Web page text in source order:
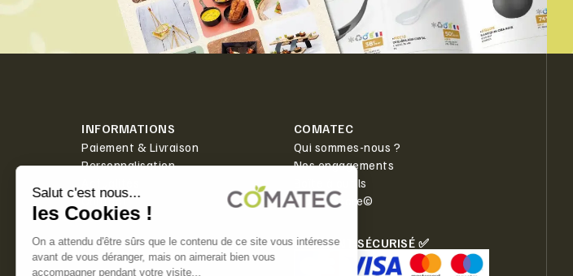
INFORMATIONS
Paiement & Livraison
Personnalisation
Contact
COMATEC
Qui sommes-nous ?
Nos engagements
Boîte à outils
PlanetScore©
LIVRAISON
Offerte dès 350€ HT d'achat.
PAIEMENT SÉCURISÉ ✅